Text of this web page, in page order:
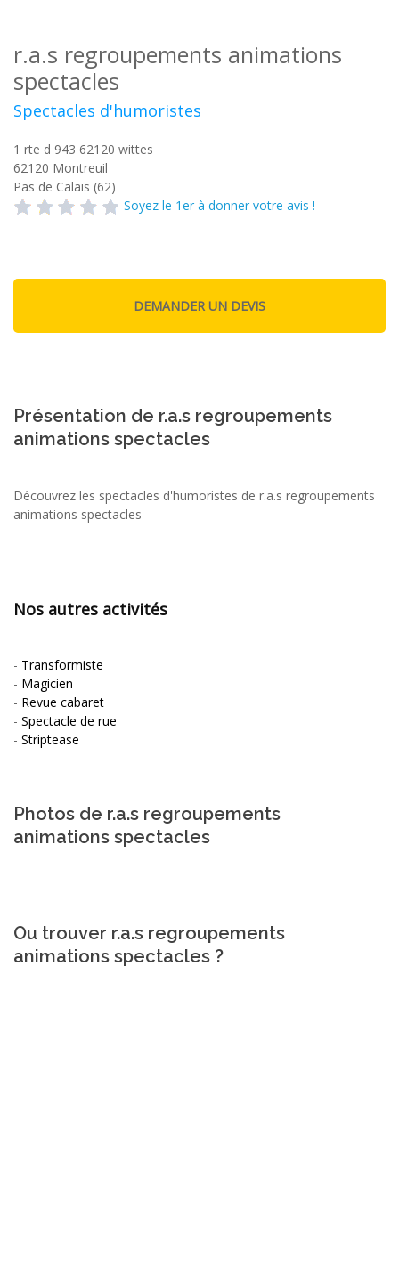
r.a.s regroupements animations
spectacles
Spectacles d'humoristes
1 rte d 943 62120 wittes
62120 Montreuil
Pas de Calais (62)
Soyez le 1er à donner votre avis !
Présentation de r.a.s regroupements
animations spectacles
Découvrez les spectacles d'humoristes de r.a.s regroupements
animations spectacles
Nos autres activités
- Transformiste
- Magicien
- Revue cabaret
- Spectacle de rue
- Striptease
Photos de r.a.s regroupements
animations spectacles
Ou trouver r.a.s regroupements
animations spectacles ?